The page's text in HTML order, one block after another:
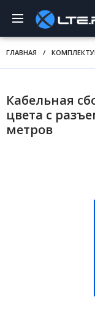
ГЛАВНАЯ /
Кабельная
цвета с
метров